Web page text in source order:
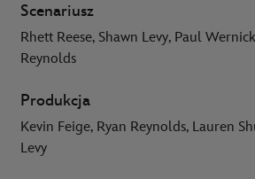
Scenariusz
Rhett Reese, Shawn Levy, Paul
Reynolds
Produkcja
Kevin Feige, Ryan Reynolds, Lauren
Levy